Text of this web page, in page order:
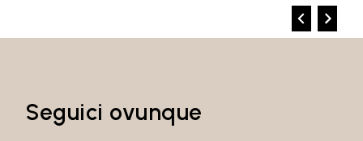
Seguici ovunque